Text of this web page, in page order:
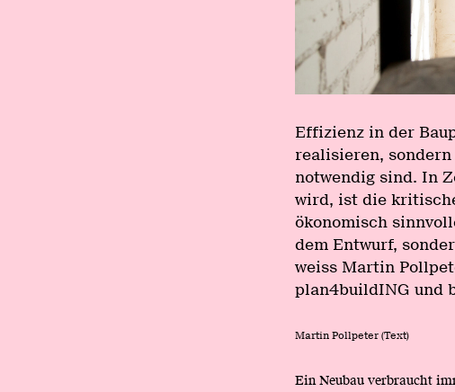
Effizienz in der
realisieren,
notwendig sind. In
wird, ist die
ökonomisch
dem Entwurf,
weiss Martin
plan4buildING und
Martin Pollpeter (Text)
Ein Neubau verbraucht